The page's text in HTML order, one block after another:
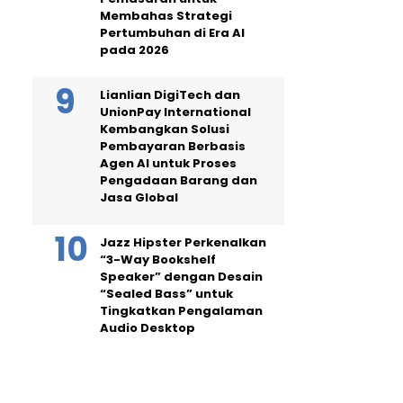
Membahas Strategi
Pertumbuhan di Era AI
pada 2026
Lianlian DigiTech dan
UnionPay International
Kembangkan Solusi
Pembayaran Berbasis
Agen AI untuk Proses
Pengadaan Barang dan
Jasa Global
Jazz Hipster Perkenalkan
“3-Way Bookshelf
Speaker” dengan Desain
“Sealed Bass” untuk
Tingkatkan Pengalaman
Audio Desktop